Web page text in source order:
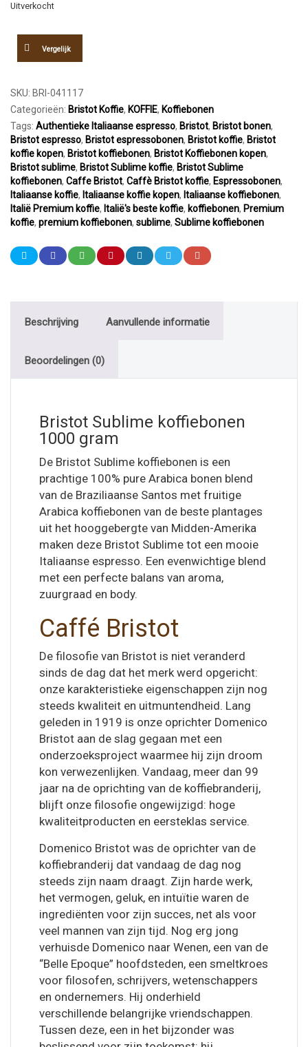
Uitverkocht
Vergelijk
SKU: BRI-041117
Categorieën: Bristot Koffie, KOFFIE, Koffiebonen
Tags: Authentieke Italiaanse espresso, Bristot, Bristot bonen,
Bristot espresso, Bristot espressobonen, Bristot koffie, Bristot
koffie kopen, Bristot koffiebonen, Bristot Koffiebonen kopen,
Bristot sublime, Bristot Sublime koffie, Bristot Sublime
koffiebonen, Caffe Bristot, Caffè Bristot koffie, Espressobonen,
Italiaanse koffie, Italiaanse koffie kopen, Italiaanse koffiebonen,
Italië Premium koffie, Italië's beste koffie, koffiebonen, Premium
koffie, premium koffiebonen, sublime, Sublime koffiebonen
Beschrijving Aanvullende informatie
Beoordelingen (0)
Bristot Sublime koffiebonen
1000 gram
De Bristot Sublime koffiebonen is een
prachtige 100% pure Arabica bonen blend
van de Braziliaanse Santos met fruitige
Arabica koffiebonen van de beste plantages
uit het hooggebergte van Midden-Amerika
maken deze Bristot Sublime tot een mooie
Italiaanse espresso. Een evenwichtige blend
met een perfecte balans van aroma,
zuurgraad en body.
Caffé Bristot
De filosofie van Bristot is niet veranderd
sinds de dag dat het merk werd opgericht:
onze karakteristieke eigenschappen zijn nog
steeds kwaliteit en uitmuntendheid. Lang
geleden in 1919 is onze oprichter Domenico
Bristot aan de slag gegaan met een
onderzoeksproject waarmee hij zijn droom
kon verwezenlijken. Vandaag, meer dan 99
jaar na de oprichting van de koffiebranderij,
blijft onze filosofie ongewijzigd: hoge
kwaliteitproducten en eersteklas service.
Domenico Bristot was de oprichter van de
koffiebranderij dat vandaag de dag nog
steeds zijn naam draagt. Zijn harde werk,
het vermogen, geluk, en intuïtie waren de
ingrediënten voor zijn succes, net als voor
veel mannen van zijn tijd. Nog erg jong
verhuisde Domenico naar Wenen, een van de
“Belle Epoque” hoofdsteden, een smeltkroes
voor filosofen, schrijvers, wetenschappers
en ondernemers. Hij onderhield
verschillende belangrijke vriendschappen.
Tussen deze, een in het bijzonder was